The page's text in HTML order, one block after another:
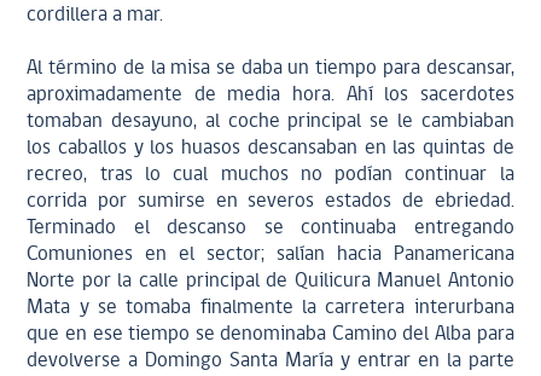
cordillera a mar.
Al término de la misa se daba un tiempo para descansar,
aproximadamente de media hora. Ahí los sacerdotes
tomaban desayuno, al coche principal se le cambiaban
los caballos y los huasos descansaban en las quintas de
recreo, tras lo cual muchos no podían continuar la
corrida por sumirse en severos estados de ebriedad.
Terminado el descanso se continuaba entregando
Comuniones en el sector; salían hacia Panamericana
Norte por la calle principal de Quilicura Manuel Antonio
Mata y se tomaba finalmente la carretera interurbana
que en ese tiempo se denominaba Camino del Alba para
devolverse a Domingo Santa María y entrar en la parte